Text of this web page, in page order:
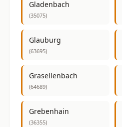
Gladenbach
(35075)
Glauburg
(63695)
Grasellenbach
(64689)
Grebenhain
(36355)